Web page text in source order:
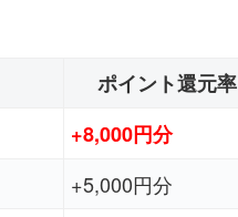
ポイント還元率
+8,000円分
+5,000円分